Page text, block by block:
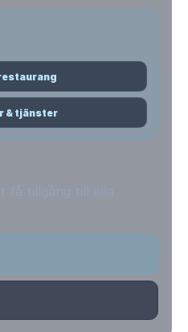
& tjänster